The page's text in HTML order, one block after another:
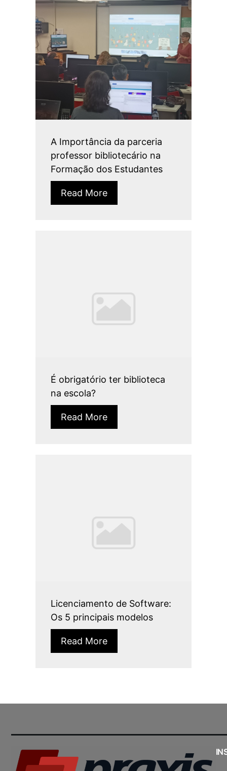
A Importância da parceria
professor bibliotecário na
Formação dos Estudantes
Read More
É obrigatório ter biblioteca
na escola?
Read More
Licenciamento de Software:
Os 5 principais modelos
Read More